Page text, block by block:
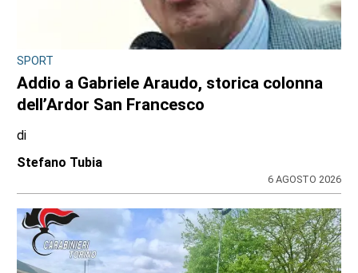
SPORT
Addio a Gabriele Araudo, storica colonna
dell’Ardor San Francesco
di
Stefano Tubia
6 AGOSTO 2026